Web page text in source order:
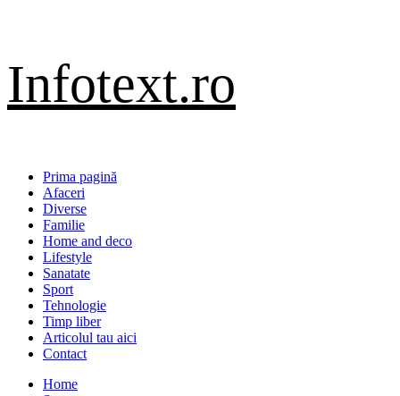
Infotext.ro
Primary
Menu
Prima pagină
Afaceri
Diverse
Familie
Home and deco
Lifestyle
Sanatate
Sport
Tehnologie
Timp liber
Articolul tau aici
Contact
Home